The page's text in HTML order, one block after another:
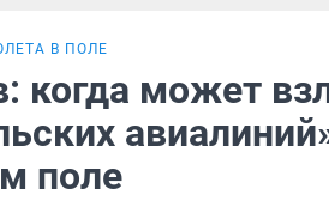
В ПОЛЕ
когда может
поле